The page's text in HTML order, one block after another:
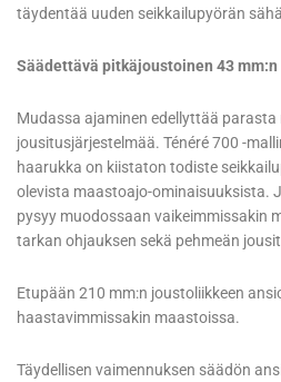
täydentää uuden seikkailupyörän
Säädettävä pitkäjoustoinen 43 mm:n
Mudassa ajaminen edellyttää
jousitusjärjestelmää. Ténéré 700 -
haarukka on kiistaton todiste
olevista maastoajo-ominaisuuksista.
pysyy muodossaan vaikeimmissakin
tarkan ohjauksen sekä pehmeän
Etupään 210 mm:n joustoliikkeen
haastavimmissakin maastoissa.
Täydellisen vaimennuksen säädön